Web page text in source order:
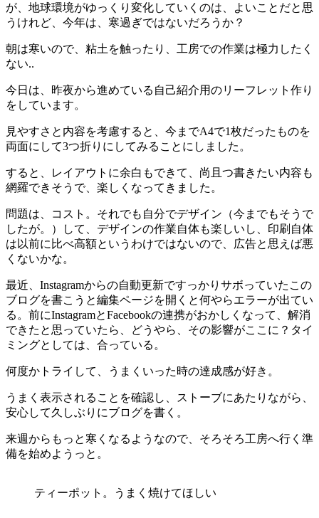
が、地球環境がゆっくり変化していくのは、よいことだと思
うけれど、今年は、寒過ぎではないだろうか？
朝は寒いので、粘土を触ったり、工房での作業は極力したく
ない..
今日は、昨夜から進めている自己紹介用のリーフレット作り
をしています。
見やすさと内容を考慮すると、今までA4で1枚だったものを
両面にして3つ折りにしてみることにしました。
すると、レイアウトに余白もできて、尚且つ書きたい内容も
網羅できそうで、楽しくなってきました。
問題は、コスト。それでも自分でデザイン（今までもそうで
したが。）して、デザインの作業自体も楽しいし、印刷自体
は以前に比べ高額というわけではないので、広告と思えば悪
くないかな。
最近、Instagramからの自動更新ですっかりサボっていたこの
ブログを書こうと編集ページを開くと何やらエラーが出てい
る。前にInstagramとFacebookの連携がおかしくなって、解消
できたと思っていたら、どうやら、その影響がここに？タイ
ミングとしては、合っている。
何度かトライして、うまくいった時の達成感が好き。
うまく表示されることを確認し、ストーブにあたりながら、
安心して久しぶりにブログを書く。
来週からもっと寒くなるようなので、そろそろ工房へ行く準
備を始めようっと。
ティーポット。うまく焼けてほしい